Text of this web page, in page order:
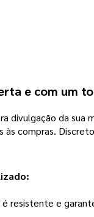
e com um
divulgação da
compras.
resistente e